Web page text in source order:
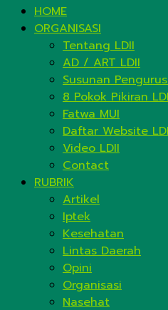
HOME
ORGANISASI
Tentang LDII
AD / ART LDII
Susunan
8 Pokok Pikiran
Fatwa MUI
Daftar Website
Video LDII
Contact
RUBRIK
Artikel
Iptek
Kesehatan
Lintas Daerah
Opini
Organisasi
Nasehat